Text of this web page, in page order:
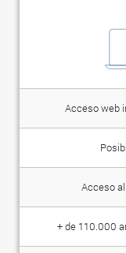
Acceso web
Acceso
+ de 110.000